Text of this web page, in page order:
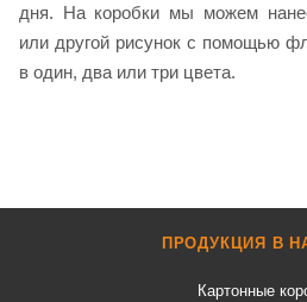
дня. На коробки мы можем
или другой рисунок с помощью
в один, два или три цвета.
ПРОДУКЦИЯ В
Картонные